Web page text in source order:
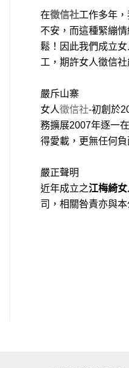
在徵信社工作多年
不安，而這種緊繃
鬆！因此我們成立
工，期許女人徵信
嚴斥山寨
女人徵信社-初創於
務擴展2007年逐一
得愛載，更無任何負
嚴正聲明
近年成立之江梅綺
司，相關咎責亦與本